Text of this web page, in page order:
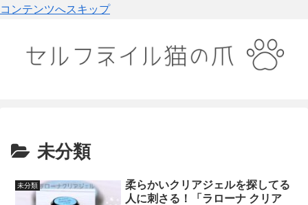
コンテンツへスキップ
未分類
未分類
柔らかいクリアジェルを探してる
人に刺さる！「ラローナ クリア